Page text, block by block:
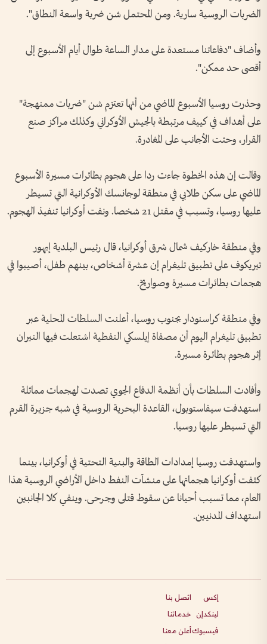
الضربات الروسية سارية. ومن المحتمل شن ضربة واسعة النطاق".
وأضاف "دفاعاتنا مستعدة على مدار الساعة طوال أيام الأسبوع إلى
أقصى حد ​ممكن".
وحذرت روسيا الأسبوع الماضي ⁠من أنها تعتزم شن "ضربات ⁠ممنهجة"
على أهداف في كييف مرتبطة بالجيش الأوكراني وكذلك مراكز صنع
القرار، وحثت الأجانب على المغادرة.
وقالت إن هذه الخطوة جاءت ردا على هجوم بطائرات مسيرة الأسبوع
الماضي على سكن طلابي في منطقة لوجانسك الأوكرانية التي تسيطر
عليها ⁠روسيا، وتسبب في مقتل 21 شخصا. ونفت أوكرانيا تنفيذ الهجوم.
وفي منطقة خاركيف شمال شرق أوكرانيا، قال رئيس البلدية إيهور
تيريكوف على تطبيق تليغرام إن عشرة أشخاص، بينهم طفل، أصيبوا في
هجمات بطائرات مسيرة وصواريخ.
وفي منطقة كراسنودار بجنوب روسيا، أعلنت السلطات المحلية عبر
تطبيق تليغرام اليوم أن مصفاة إيلسكي النفطية اشتعلت فيها النيران
إثر هجوم بطائرة مسيرة.
وأفادت السلطات بأن أنظمة الدفاع الجوي تصدت لهجمات مماثلة
استهدفت سيفاستوبول، القاعدة ‌البحرية الروسية في شبه جزيرة القرم
التي تسيطر عليها روسيا.
واستهدفت روسيا إمدادات الطاقة ​والبنية التحتية في أوكرانيا، بينما
كثفت أوكرانيا هجماتها على منشآت النفط داخل الأراضي الروسية هذا
العام، مما تسبب أحيانا عن سقوط قتلى وجرحى. وينفي كلا الجانبين
استهداف المدنيين.
إكس
لينكدإن
فيسبوك
اتصل بنا
خدماتنا
أعلن معنا